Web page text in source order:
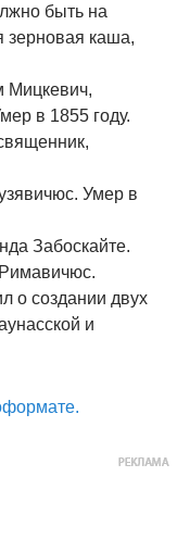
быть на
зерновая каша,
Мицкевич,
в 1855 году.
Умер в
Забоскайте.
о создании двух
и